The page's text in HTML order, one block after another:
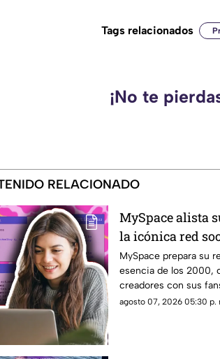
Tags relacionados
¡No te
RELACIONADO
MySpace alista
la icónica red
revivir la
MySpace prepara su
esencia de los 2000,
creadores con sus
social.
agosto 07, 2026 05:30 p.